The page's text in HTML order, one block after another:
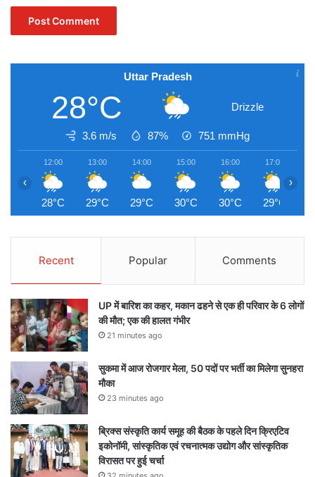
Uttar Pradesh
28°C Drizzle
3.6 m/s 87% 751 mmHg
12:00
28°C
13:00
29°C
14:00
29°C
15:00
30°C
16:00
30°C
17:00
29°C
‹ ›
Recent Popular Comments
UP में बारिश का कहर, मकान ढहने से एक ही परिवार के 6 लोगों
की मौत; एक की हालत गंभीर
21 minutes ago
सुकमा में आज रोजगार मेला, 50 पदों पर भर्ती का मिलेगा सुनहरा
मौका
23 minutes ago
ब्रिक्स संस्कृति कार्य समूह की बैठक के पहले दिन क्रिएटिव
इकोनॉमी, सांस्कृतिक एवं रचनात्मक उद्योग और सांस्कृतिक
विरासत पर हुई चर्चा